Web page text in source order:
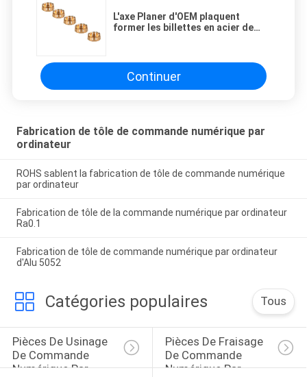
L'axe Planer d'OEM plaquent
former les billettes en acier de
Continuer
Fabrication de tôle de commande numérique par
ordinateur
ROHS sablent la fabrication de tôle de commande numérique
par ordinateur
Fabrication de tôle de la commande numérique par ordinateur
Ra0.1
Fabrication de tôle de commande numérique par ordinateur
d'Alu 5052
Catégories populaires Tous
Pièces De Usinage
De Commande
Numérique Par
Pièces De Fraisage
De Commande
Numérique Par